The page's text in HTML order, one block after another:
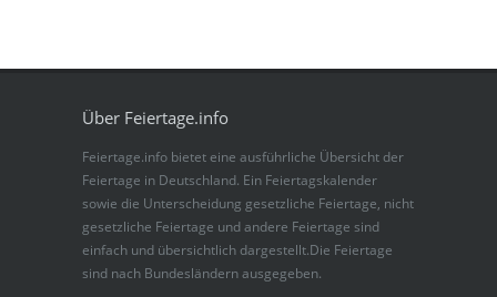
Über Feiertage.info
Feiertage.info bietet eine ausführliche Übersicht der
Feiertage in Deutschland. Ein Feiertagskalender
sowie die Unterscheidung gesetzliche Feiertage, nicht
gesetzliche Feiertage und andere Feiertage sind
einfach und übersichtlich dargestellt.Die Feiertage
sind nach Bundesländern ausgegeben.